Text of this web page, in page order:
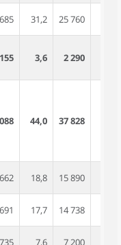
31,2 25 760
3,6 2 290
44,0 37 828
18,8 15 890
17,7 14 738
7,6 7 200